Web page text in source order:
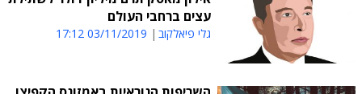
עצים ברחבי העולם
גלי פיאלקוב 03/11/2019 17:12